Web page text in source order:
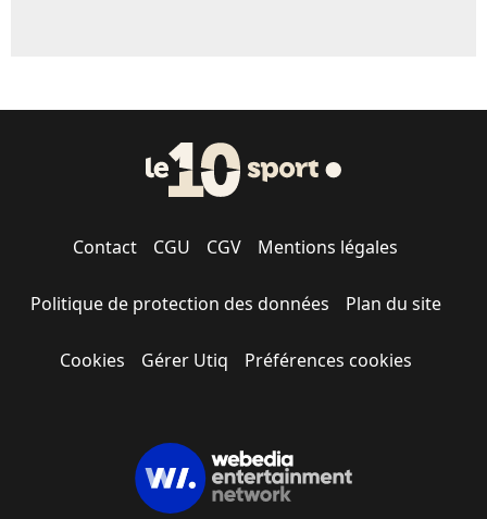
Contact CGU CGV Mentions légales
Politique de protection des données Plan du site
Cookies Gérer Utiq Préférences cookies